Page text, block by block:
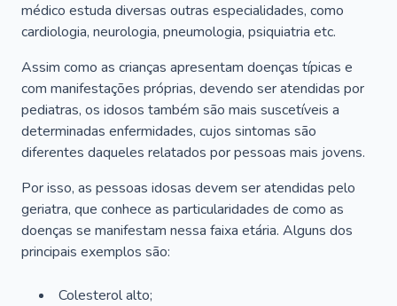
médico estuda diversas outras especialidades, como
cardiologia, neurologia, pneumologia, psiquiatria etc.
Assim como as crianças apresentam doenças típicas e
com manifestações próprias, devendo ser atendidas por
pediatras, os idosos também são mais suscetíveis a
determinadas enfermidades, cujos sintomas são
diferentes daqueles relatados por pessoas mais jovens.
Por isso, as pessoas idosas devem ser atendidas pelo
geriatra, que conhece as particularidades de como as
doenças se manifestam nessa faixa etária. Alguns dos
principais exemplos são:
Colesterol alto;